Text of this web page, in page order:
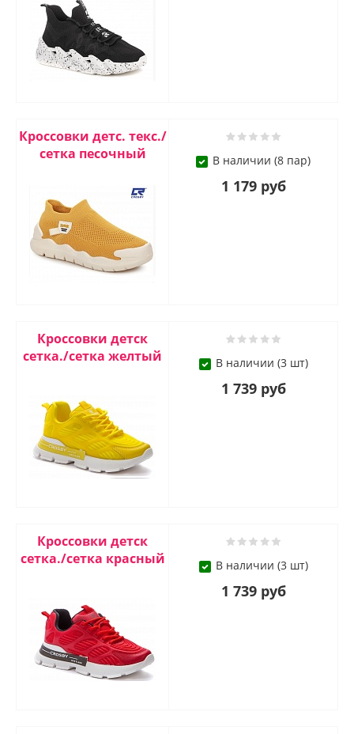
Кроссовки детс. текс./
сетка песочный
В наличии (8 пар)
1 179 руб
Кроссовки детск
сетка./сетка желтый
В наличии (3 шт)
1 739 руб
Кроссовки детск
сетка./сетка красный
В наличии (3 шт)
1 739 руб